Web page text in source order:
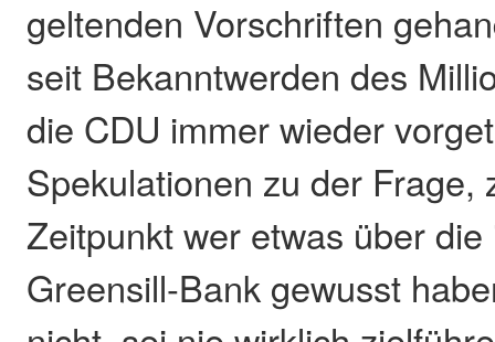
geltenden Vorschriften
seit Bekanntwerden des
die CDU immer wieder
Spekulationen zu der Frage,
Zeitpunkt wer etwas über
Greensill-Bank gewusst